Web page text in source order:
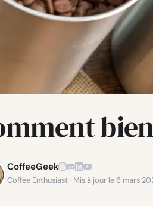
CoffeeGeek
Coffee Enthusiast · Mis à jour le 6 mars